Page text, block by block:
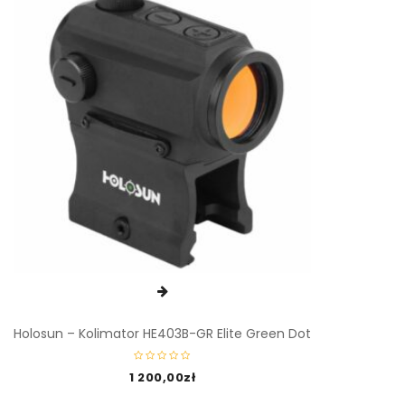
Holosun – Kolimator HE403B-GR Elite Green Dot
1 200,00zł